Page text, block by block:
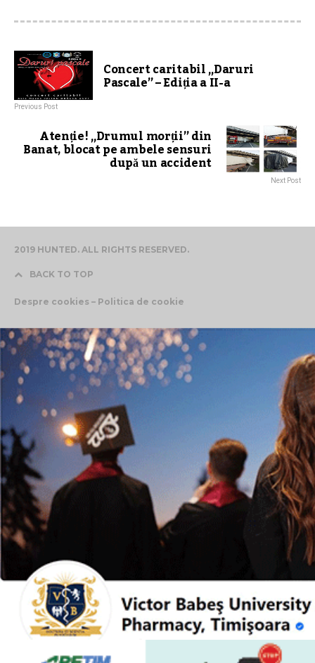
Concert caritabil „Daruri
Pascale” – Ediția a II-a
Previous Post
Atenție! „Drumul morții” din
Banat, blocat pe ambele sensuri
după un accident
Next Post
2019 HUNTED. ALL RIGHTS RESERVED.
BACK TO TOP
Despre cookies – Politica de cookie